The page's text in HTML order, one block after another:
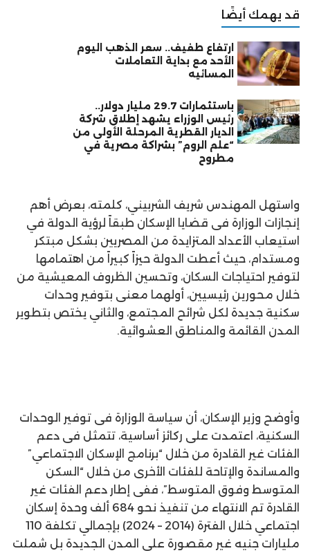
قد يهمك أيضًا
ارتفاع طفيف.. سعر الذهب اليوم
الأحد مع بداية التعاملات
المسائيه
باستثمارات 29.7 مليار دولار..
رئيس الوزراء يشهد إطلاق شركة
الديار القطرية المرحلة الأولى من
“علم الروم” بشراكة مصرية في
مطروح
واستهل المهندس شريف الشربيني، كلمته، بعرض أهم
إنجازات الوزارة فى قضايا الإسكان طبقاً لرؤية الدولة في
استيعاب الأعداد المتزايدة من المصريين بشكل مبتكر
ومستدام، حيث أعطت الدولة حيزاً كبيراً من اهتمامها
لتوفير احتياجات السكان، وتحسين الظروف المعيشية من
خلال محورين رئيسيين، أولهما معنى بتوفير وحدات
سكنية جديدة لكل شرائح المجتمع، والثاني يختص بتطوير
المدن القائمة والمناطق العشوائية.
وأوضح وزير الإسكان، أن سياسة الوزارة فى توفير الوحدات
السكنية، اعتمدت على ركائز أساسية، تتمثل فى دعم
الفئات غير القادرة من خلال “برنامج الإسكان الاجتماعي”
والمساندة والإتاحة للفئات الأخرى من خلال “السكن
المتوسط وفوق المتوسط”، ففى إطار دعم الفئات غير
القادرة تم الانتهاء من تنفيذ نحو 684 ألف وحدة إسكان
اجتماعي خلال الفترة (2014 – 2024) بإجمالي تكلفة 110
مليارات جنيه غير مقصورة على المدن الجديدة بل شملت